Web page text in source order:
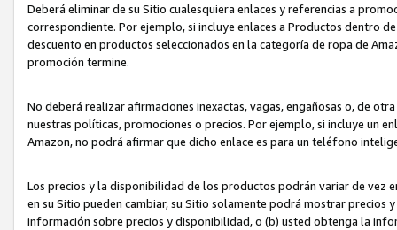
Deberá eliminar de su Sitio cualesquiera enlaces y referencias a
correspondiente. Por ejemplo, si incluye enlaces a Productos dentro
descuento en productos seleccionados en la categoría de ropa de
promoción termine.
No deberá realizar afirmaciones inexactas, vagas, engañosas o, de
nuestras políticas, promociones o precios. Por ejemplo, si incluye un
Amazon, no podrá afirmar que dicho enlace es para un teléfono
Los precios y la disponibilidad de los productos podrán variar de vez
en su Sitio pueden cambiar, su Sitio solamente podrá mostrar
información sobre precios y disponibilidad, o (b) usted obtenga la